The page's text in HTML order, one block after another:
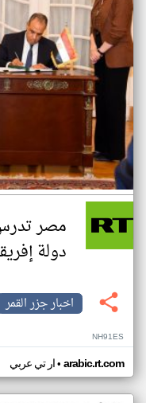
مصر
دولة
اخبار جزر القمر
NH91ES
ار تي عربي• arabic.rt.com